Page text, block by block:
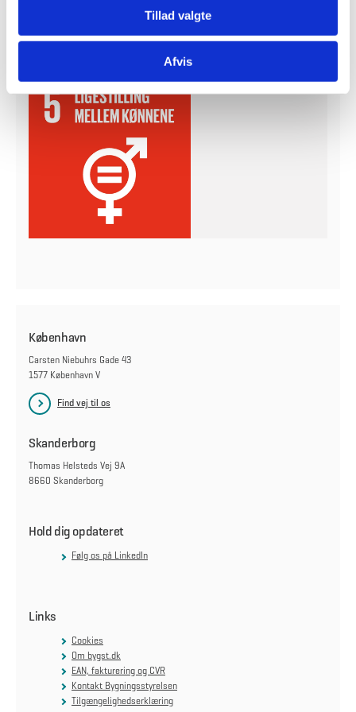
Tillad valgte
Afvis
København
Carsten Niebuhrs Gade 43
1577 København V
Find vej til os
Skanderborg
Thomas Helsteds Vej 9A
8660 Skanderborg
Hold dig opdateret
Følg os på LinkedIn
Links
Cookies
Om bygst.dk
EAN, fakturering og CVR
Kontakt Bygningsstyrelsen
Tilgængelighedserklæring